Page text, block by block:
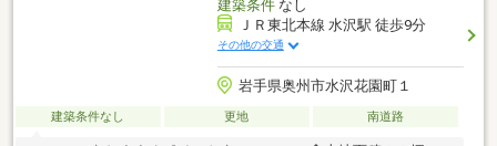
建築条件なし
ＪＲ東北本線 水沢駅 徒歩9分
その他の交通
岩手県奥州市水沢花園町１
建築条件なし 更地 南道路